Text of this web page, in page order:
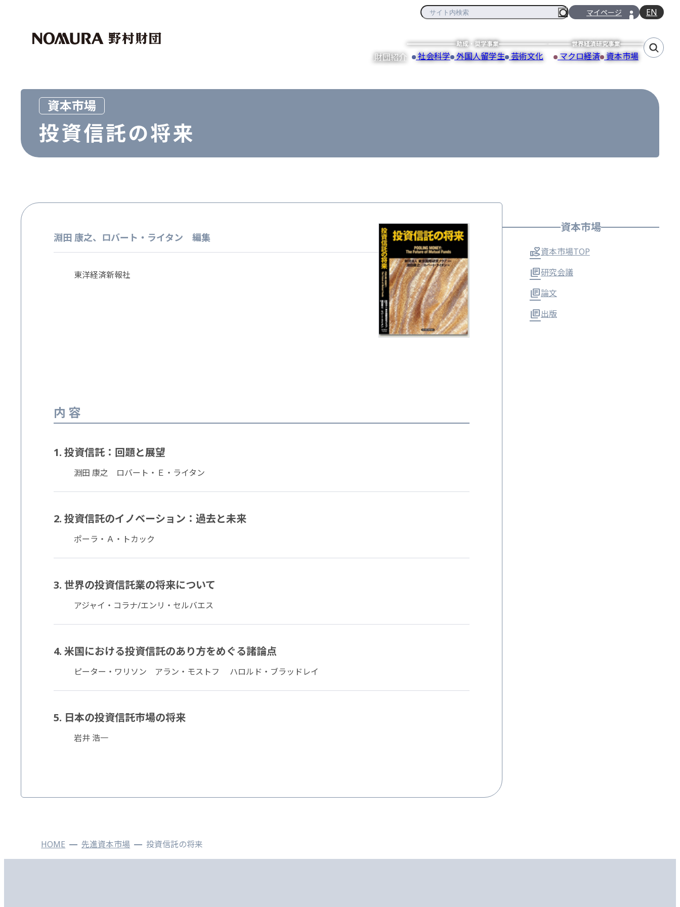
財団紹介
外国人留学生
芸術文化
世界経済研究事業
マクロ経済
その他
マイページ EN
財団紹介
助成・奨学事業
社会科学 外国人留学生 芸術文化
世界経済研究事業
マクロ経済 資本市場
資本市場
投資信託の将来
淵田 康之、ロバート・ライタン 編集
東洋経済新報社
内容
1. 投資信託：回題と展望
淵田 康之 ロバート・Ｅ・ライタン
2. 投資信託のイノベーション：過去と未来
ポーラ・Ａ・トカック
3. 世界の投資信託業の将来について
アジャイ・コラナ/エンリ・セルバエス
4. 米国における投資信託のあり方をめぐる諸論点
ピーター・ワリソン アラン・モストフ ハロルド・ブラッドレイ
5. 日本の投資信託市場の将来
岩井 浩一
資本市場
資本市場TOP
研究会議
論文
出版
HOME 先進資本市場 投資信託の将来